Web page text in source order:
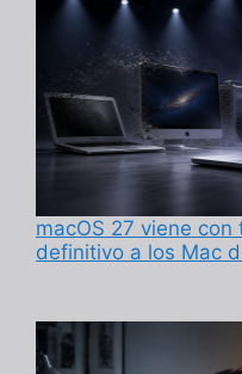
macOS 27 viene
definitivo a los Mac